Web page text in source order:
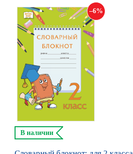
6
В наличии